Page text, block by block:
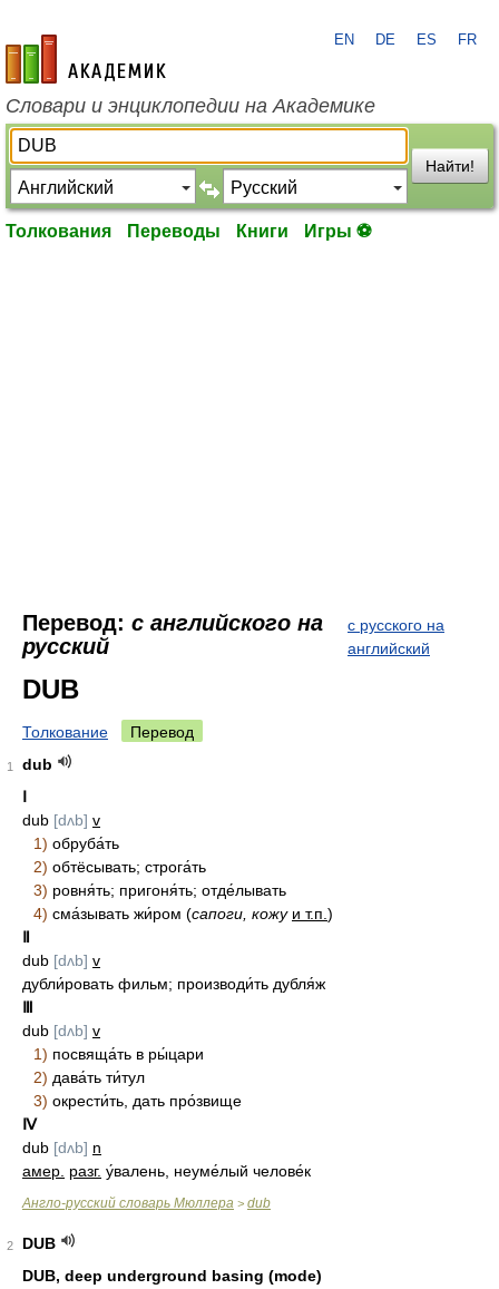
academic.ru
EN DE ES FR
Словари и энциклопедии на Академике
Найти!
Толкования Переводы Книги Игры ⚽
Перевод: с английского на
русский
с русского на
английский
DUB
Толкование Перевод
1
dub
Ⅰ
dub [dʌb] v
1) обруба́ть
2) обтёсывать; строга́ть
3) ровня́ть; пригоня́ть; отде́лывать
4) сма́зывать жи́ром (сапоги, кожу и т.п. )
Ⅱ
dub [dʌb] v
дубли́ровать фильм; производи́ть дубля́ж
Ⅲ
dub [dʌb] v
1) посвяща́ть в ры́цари
2) дава́ть ти́тул
3) окрести́ть, дать про́звище
Ⅳ
dub [dʌb] n
амер. разг. у́валень, неуме́лый челове́к
Англо-русский словарь Мюллера > dub
2
DUB
DUB, deep underground basing (mode)